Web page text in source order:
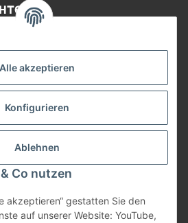
Alle akzeptieren
Konfigurieren
Ablehnen
Co nutzen
akzeptieren“ gestatten Sie den
auf unserer Website: YouTube,